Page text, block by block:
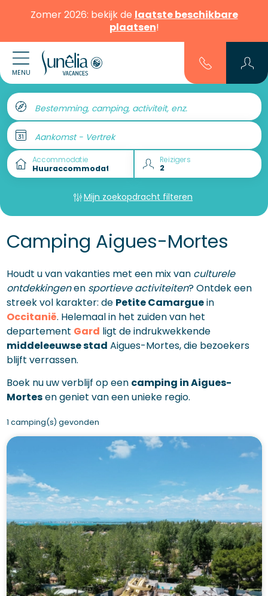
Zomer 2026: bekijk de laatste beschikbare
plaatsen!
MENU
Bestemming, camping, activiteit, enz.
Aankomst - Vertrek
Accommodatie Reizigers
Mijn zoekopdracht filteren
Camping Aigues-Mortes
Houdt u van vakanties met een mix van culturele
ontdekkingenen sportieve activiteiten? Ontdek een
streek vol karakter: de Petite Camarguein
Occitanië. Helemaal in het zuiden van het
departement Gard ligt de indrukwekkende
middeleeuwse stad Aigues-Mortes, die bezoekers
blijft verrassen.
Boek nu uw verblijf op een camping in Aigues-
Mortesen geniet van een unieke regio.
1 camping(s) gevonden